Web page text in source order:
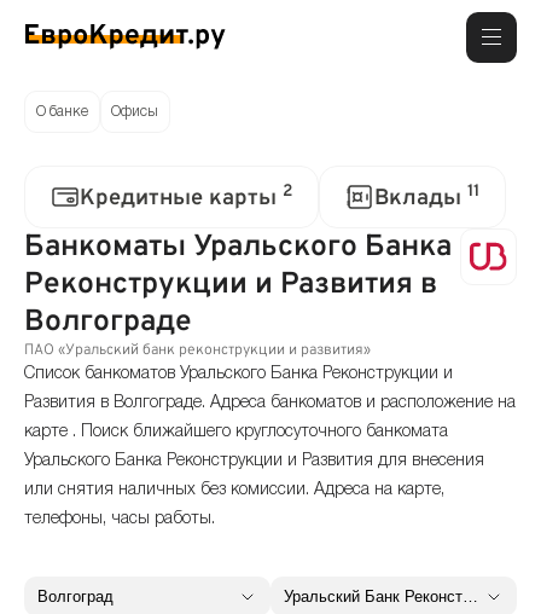
О банке Офисы
Кредитные карты 2 Вклады 11
Банкоматы Уральского Банка
Реконструкции и Развития в
Волгограде
ПАО «Уральский банк реконструкции и развития»
Список банкоматов Уральского Банка Реконструкции и
Развития в Волгограде. Адреса банкоматов и расположение на
карте . Поиск ближайшего круглосуточного банкомата
Уральского Банка Реконструкции и Развития для внесения
или снятия наличных без комиссии. Адреса на карте,
телефоны, часы работы.